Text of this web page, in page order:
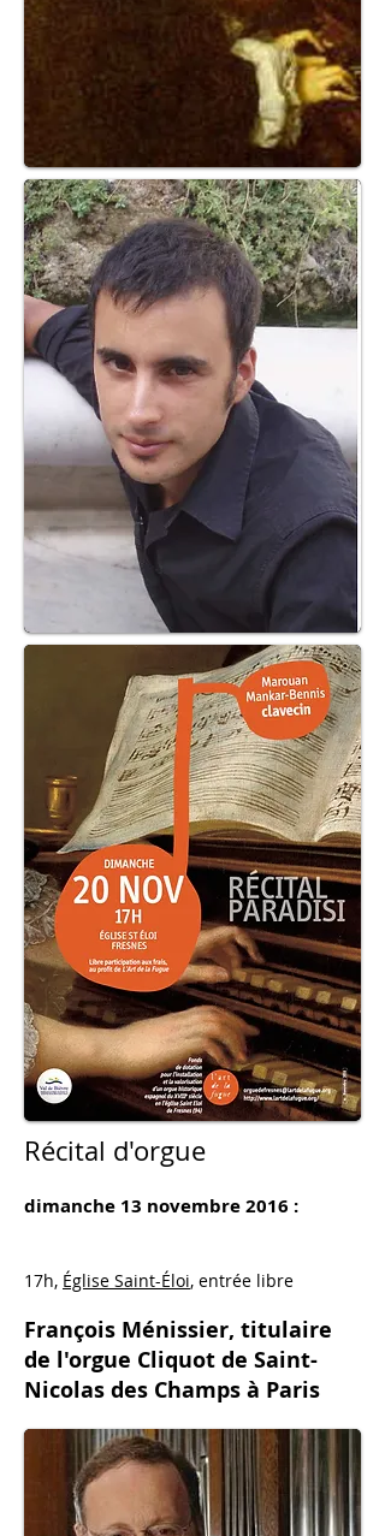
Récital d'orgue
dimanche 13 novembre 2016 :
17h, Église Saint-Éloi, entrée libre
François Ménissier, titulaire
de l'orgue Cliquot de Saint-
Nicolas des Champs à Paris